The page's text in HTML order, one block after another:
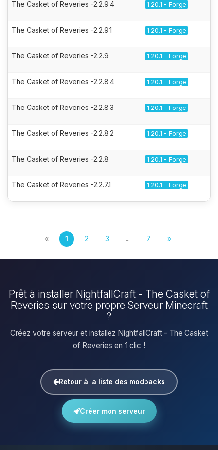
The Casket of Reveries -2.2.9.4 1.20.1 - Forge
The Casket of Reveries -2.2.9.1 1.20.1 - Forge
The Casket of Reveries -2.2.9 1.20.1 - Forge
The Casket of Reveries -2.2.8.4 1.20.1 - Forge
The Casket of Reveries -2.2.8.3 1.20.1 - Forge
The Casket of Reveries -2.2.8.2 1.20.1 - Forge
The Casket of Reveries -2.2.8 1.20.1 - Forge
The Casket of Reveries -2.2.7.1 1.20.1 - Forge
« 1 2 3 ... 7 »
Prêt à installer NightfallCraft - The Casket of
Reveries sur votre propre Serveur Minecraft
?
Créez votre serveur et installez NightfallCraft - The Casket
of Reveries en 1 clic !
Retour à la liste des modpacks
Créer mon serveur